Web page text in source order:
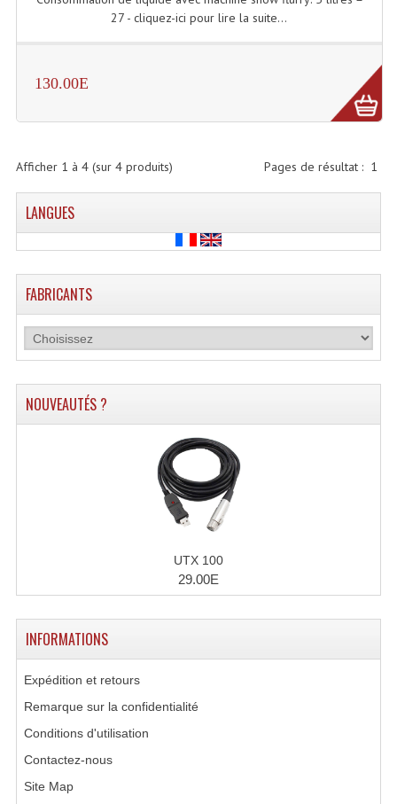
Microphones Scène Et Studio
Micros De Studio
Multi-Effets, Reverbes Etc...
Peripheriques Traitements Et Accessoires
Portes Voix Mégaphones
Pupitre Pour Discours
Samplers, Échantillonneurs
Table Mixages Et Contrôleurs & Consoles
Tables De Mixage DJ
Controleurs DJ USB / MP3
Consoles Sono Et Studio
Boules À Facettes
27 - cliquez-ici pour lire la suite...
130.00E
Pages de résultat : 1
Afficher 1 à 4(sur 4produits)
LANGUES
FABRICANTS
NOUVEAUTÉS ?
UTX 100
29.00E
INFORMATIONS
Expédition et retours
Remarque sur la confidentialité
Conditions d'utilisation
Contactez-nous
Site Map